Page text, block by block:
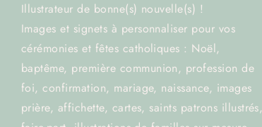
Illustrateur de bonne(s) nouvelle(s) !
Images et signets à personnaliser pour vos
cérémonies et fêtes catholiques : Noël,
baptême, première communion, profession de
foi, confirmation, mariage, naissance, images
prière, affichette, cartes, saints patrons illustrés,